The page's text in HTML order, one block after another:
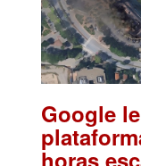
Google
horas